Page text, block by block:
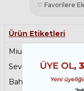
♡ Favorilere
Ürün Etiketleri
Miu Miu Kadın
Sevgililer Gününe
Baharın Favorileri,